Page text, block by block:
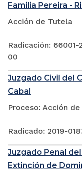
Familia Pereira -
Acción de Tutela
Radicación:
00
Juzgado Civil del
Cabal
Proceso: Acción
Radicado: 2019-
Juzgado Penal
Extinción de